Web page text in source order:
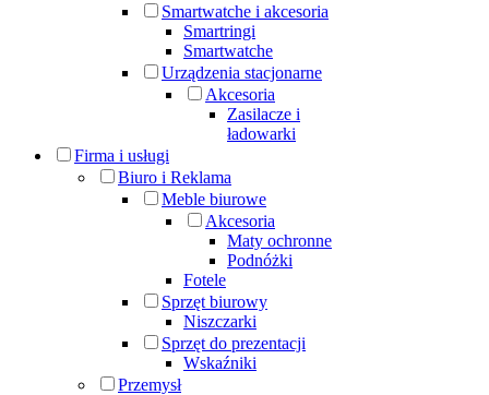
Smartwatche i akcesoria
Smartringi
Smartwatche
Urządzenia stacjonarne
Akcesoria
Zasilacze i
ładowarki
Firma i usługi
Biuro i Reklama
Meble biurowe
Akcesoria
Maty ochronne
Podnóżki
Fotele
Sprzęt biurowy
Niszczarki
Sprzęt do prezentacji
Wskaźniki
Przemysł